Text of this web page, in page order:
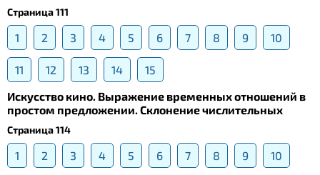
Страница 111
1 2 3 4 5 6 7 8 9 10
11 12 13 14
15
Искусство кино. Выражение временных отношений в
простом предложении. Склонение числительных
Страница 114
1 2 3 4 5 6 7 8 9 10